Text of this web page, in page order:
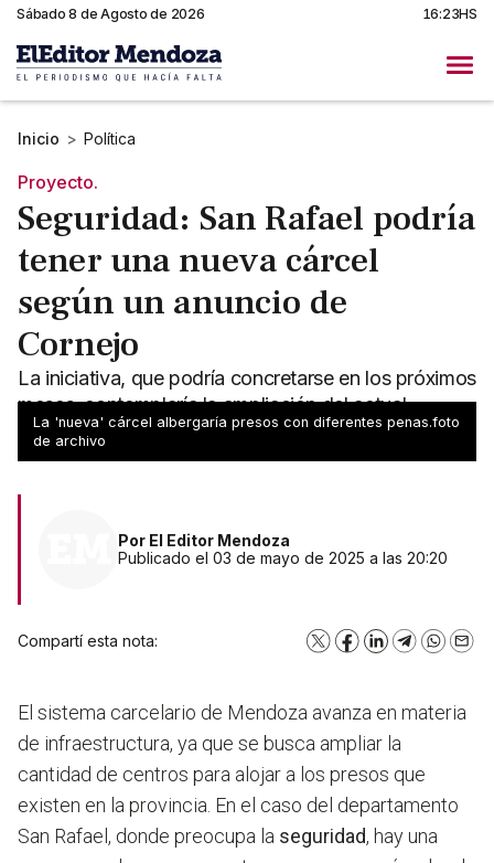
Sábado 8 de Agosto de 2026 16:23HS
Inicio > Política
Proyecto.
Seguridad: San Rafael podría
tener una nueva cárcel
según un anuncio de
Cornejo
La iniciativa, que podría concretarse en los próximos
meses, contemplaría la ampliación del actual
complejo Unidad X en el distrito El Cerrito.
La 'nueva' cárcel albergaría presos con diferentes penas.foto
de archivo
Por El Editor Mendoza
Publicado el 03 de mayo de 2025 a las 20:20
Compartí esta nota: X Facebook
LinkedInTelegram
El sistema carcelario de Mendoza avanza en materia
de infraestructura, ya que se busca ampliar la
cantidad de centros para alojar a los presos que
existen en la provincia. En el caso del departamento
San Rafael, donde preocupa la seguridad, hayuna